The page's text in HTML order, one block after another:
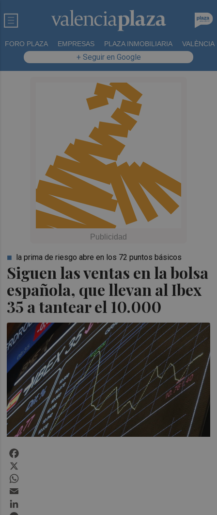
FORO PLAZA EMPRESAS PLAZA INMOBILIARIA VALÈNCIA
+ Seguir en Google
Siguen las ventas en la bolsa
española, que llevan al Ibex
35 a tantear el 10.000
la prima de riesgo abre en los 72 puntos básicos